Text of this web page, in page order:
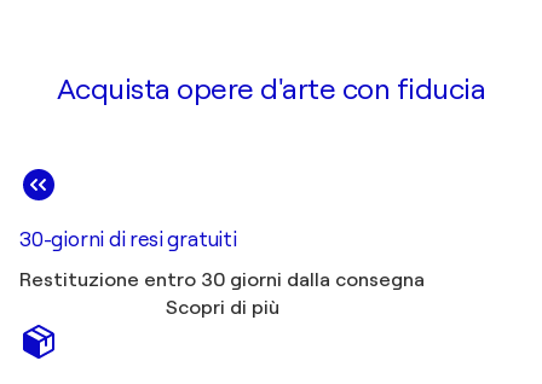
Acquista opere d'arte con fiducia
30-giorni di resi gratuiti
Restituzione entro 30 giorni dalla consegna
Scopri di più